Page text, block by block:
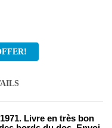
Livre en très bon